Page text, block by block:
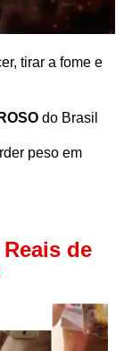
tirar a fome e
do Brasil
peso em
de